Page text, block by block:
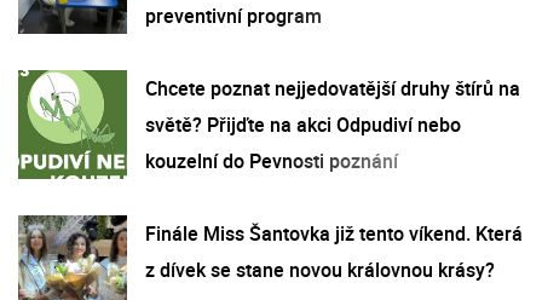
preventivní program
Chcete poznat nejjedovatější druhy štírů na
světě? Přijďte na akci Odpudiví nebo
kouzelní do Pevnosti poznání
Finále Miss Šantovka již tento víkend. Která
z dívek se stane novou královnou krásy?